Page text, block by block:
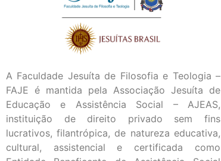
A Faculdade Jesuíta de Filosofia e Teologia –
FAJE é mantida pela Associação Jesuíta de
Educação e Assistência Social – AJEAS,
instituição de direito privado sem fins
lucrativos, filantrópica, de natureza educativa,
cultural, assistencial e certificada como